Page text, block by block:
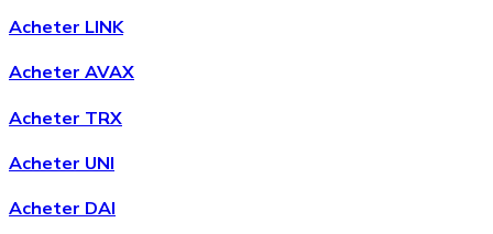
Acheter LINK
Acheter AVAX
Acheter TRX
Acheter UNI
Acheter DAI